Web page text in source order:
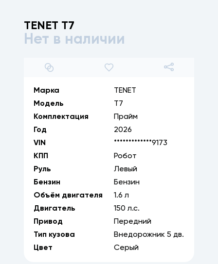
TENET T7
Нет в наличии
1/9
Марка
TENET
Модель
T7
Комплектация
Прайм
Год
2026
VIN
*************9173
КПП
Робот
Руль
Левый
Бензин
Бензин
Объём двигателя
1.6 л
Двигатель
150 л.с.
Привод
Передний
Тип кузова
Внедорожник 5 дв.
Цвет
Серый